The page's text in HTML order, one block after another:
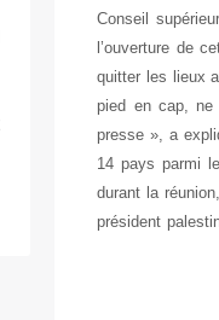
Conseil
l’ouverture de
quitter les lieux
pied en cap, ne
presse », a
14 pays parmi
durant la
président